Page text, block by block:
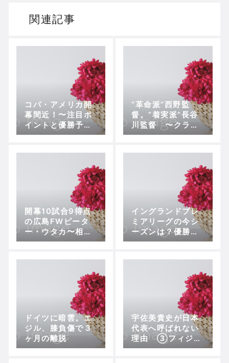
関連記事
コパ・アメリカ開
幕間近！〜注目ポ
イントと優勝予
想〜
“革命派”西野監
督。”着実派”長谷
川監督 〜クラブ
の歴史的背景にお
を発揮
開幕10試合9得点
の広島FWピータ
ー・ウタカ〜相思
相愛の広島加入か
異能のアタッカー
イングランドプレ
ミアリーグの今シ
ーズンは？優勝候
補の補強 その1
ドイツに暗雲。エ
ジル、膝負傷で３
ヶ月の離脱
宇佐美貴史が日本
代表へ呼ばれない
理由 ③フィジカ
ルの低下 ～そし